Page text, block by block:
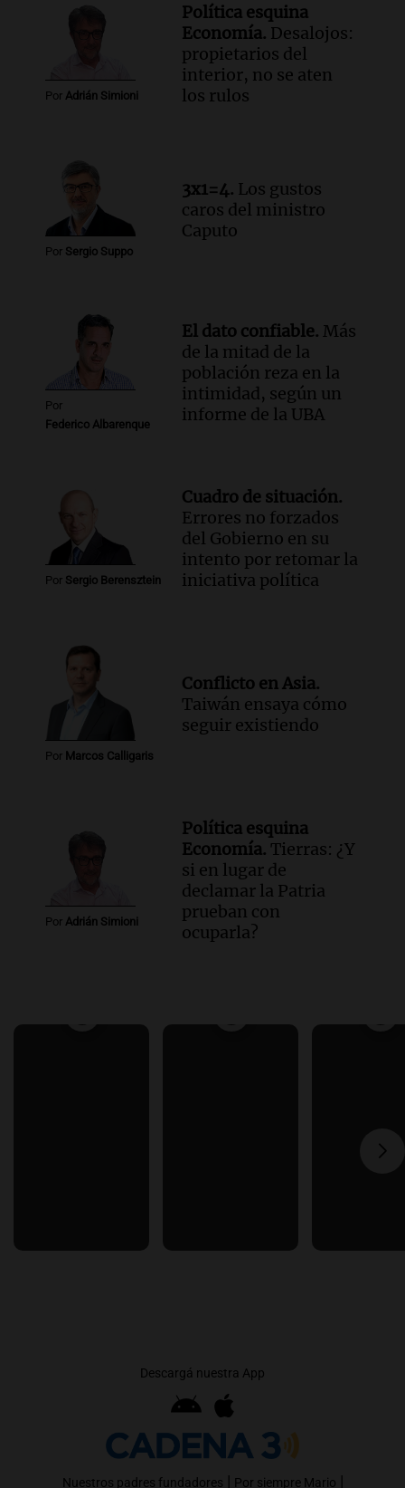
Tucumán: destruyeron 433 luminarias
públicas en 14 meses
Episodios
Audio.Una mujer murió cuando
Panorama Federal
Episodios
Por Adrián Simioni
Política esquina
Economía. Desalojos:
propietarios del
interior, no se aten
los rulos
Por Sergio Suppo
3x1=4. Los gustos
caros del ministro
Caputo
Por
Federico Albarenque
El dato confiable. Más
de la mitad de la
población reza en la
intimidad, según un
informe de la UBA
Por Sergio Berensztein
Cuadro de situación.
Errores no forzados
del Gobierno en su
intento por retomar la
iniciativa política
Por Marcos Calligaris
Conflicto en Asia.
Taiwán ensaya cómo
seguir existiendo
Por Adrián Simioni
Política esquina
Economía. Tierras: ¿Y
si en lugar de
declamar la Patria
prueban con
ocuparla?
Descargá nuestra App
Nuestros padres fundadores | Por siempre Mario |